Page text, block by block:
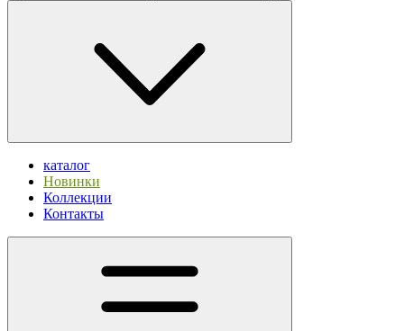
каталог
Новинки
Коллекции
Контакты